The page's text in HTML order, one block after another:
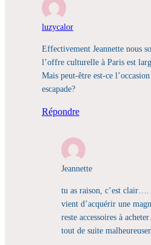
luzycalor
Effectivement Jeannette nous
l’offre culturelle à Paris est
Mais peut-être est-ce
escapade?
Répondre
Jeannette
tu as raison, c’est
vient d’acquérir une
reste accessoires à
tout de suite